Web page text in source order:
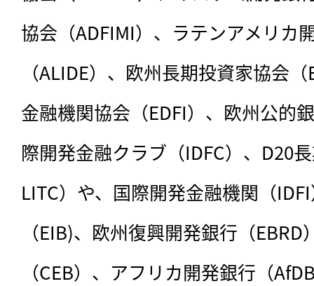
協会（ADFIMI）、ラテンアメリカ
（ALIDE）、欧州長期投資家協会
金融機関協会（EDFI）、欧州公的
際開発金融クラブ（IDFC）、D20
LITC）や、国際開発金融機関（
（EIB)、欧州復興開発銀行（
（CEB）、アフリカ開発銀行（